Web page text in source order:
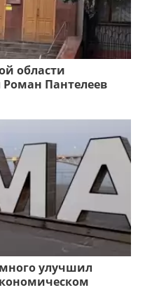
области
Пантелеев
улучшил